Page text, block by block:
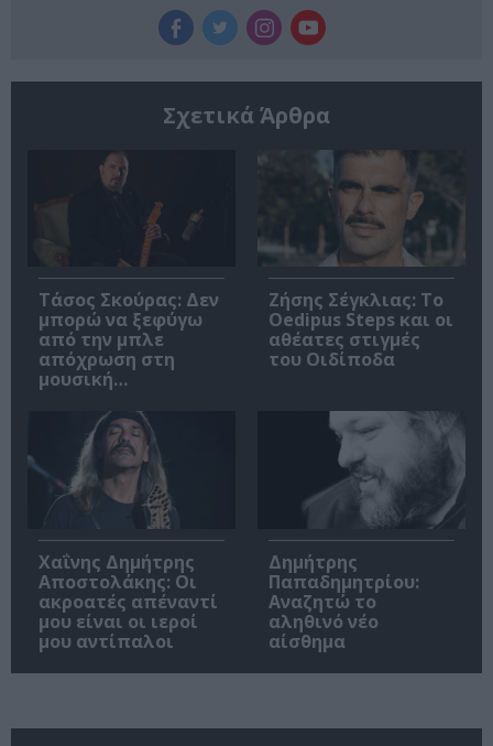
Σχετικά Άρθρα
Τάσος Σκούρας: Δεν
μπορώ να ξεφύγω
από την μπλε
απόχρωση στη
μουσική…
Ζήσης Σέγκλιας: Το
Oedipus Steps και οι
αθέατες στιγμές
του Οιδίποδα
Χαΐνης Δημήτρης
Αποστολάκης: Οι
ακροατές απέναντί
μου είναι οι ιεροί
μου αντίπαλοι
Δημήτρης
Παπαδημητρίου:
Αναζητώ το
αληθινό νέο
αίσθημα